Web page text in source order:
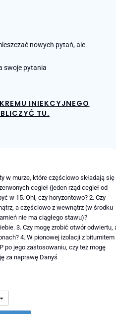
nowych pytań, ale
swoje pytania
INIEKCYJNEGO
TU.
w murze, które częściowo składają się
cegieł (jeden rząd cegieł od
w 15. Ohl, czy horyzontowo? 2. Czy
a częściowo z wewnątrz (w środku
nie ma ciągłego stawu)?
3. Czy mogę zrobić otwór odwiertu,
4. W pionowej izolacji z bitumitem
po jego zastosowaniu, czy też mogę
za naprawę Danyś